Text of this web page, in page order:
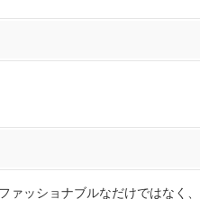
ァッショナブルなだけではなく